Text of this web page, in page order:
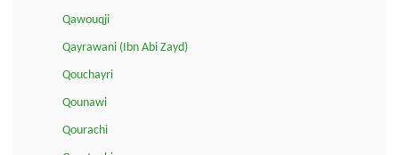
Qawouqji
Qayrawani (Ibn Abi Zayd)
Qouchayri
Qounawi
Qourachi